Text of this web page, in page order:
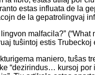
estas influata de la
de la gepatrolingvaj
malfacila?”
tuŝintoj estis
maniero, tuŝas
“dezirindus… kursoj